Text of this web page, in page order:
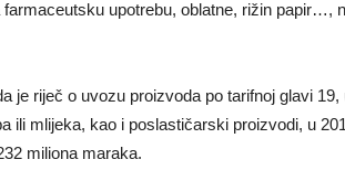
upotrebu, oblatne, rižin papir…,
je riječ o uvozu proizvoda po tarifnoj glavi
ili mlijeka, kao i poslastičarski proizvodi, u
miliona maraka.